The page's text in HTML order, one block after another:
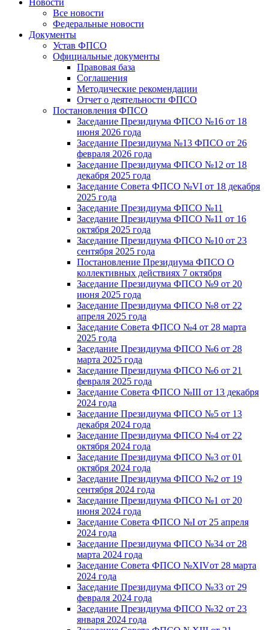
Все новости
Федеральные новости
Документы
Устав ФПСО
Официальные документы
Правовая база
Соглашения
Методические рекомендации
Отчет о деятельности ФПСО
Постановления ФПСО
Заседание Президиума ФПСО №16 от 18
июня 2026 года
Заседание Президиума №13 ФПСО от 26
февраля 2026 года
Заседание Президиума ФПСО №12 от 18
декабря 2025 года
Заседание Совета ФПСО №VI от 18 декабря
2025 года
Заседание Президиума ФПСО №11
Заседание Президиума ФПСО №11 от 16
октября 2025 года
Заседание Президиума ФПСО №10 от 23
сентября 2025 года
Постановление Президиума ФПСО О
коллективных действиях 7 октября
Заседание Президиума ФПСО №9 от 20
июня 2025 года
Заседание Президиума ФПСО №8 от 22
апреля 2025 года
Заседание Совета ФПСО №4 от 28 марта
2025 года
Заседание Президиума ФПСО №6 от 28
марта 2025 года
Заседание Президиума ФПСО №6 от 21
февраля 2025 года
Заседание Совета ФПСО №III от 13 декабря
2024 года
Заседание Президиума ФПСО №5 от 13
декабря 2024 года
Заседание Президиума ФПСО №4 от 22
октября 2024 года
Заседание Президиума ФПСО №3 от 01
октября 2024 года
Заседание Президиума ФПСО №2 от 19
сентября 2024 года
Заседание Президиума ФПСО №1 от 20
июня 2024 года
Заседание Совета ФПСО №I от 25 апреля
2024 года
Заседание Президиума ФПСО №34 от 28
марта 2024 года
Заседание Совета ФПСО №XIVот 28 марта
2024 года
Заседание Президиума ФПСО №33 от 29
февраля 2024 года
Заседание Президиума ФПСО №32 от 23
января 2024 года